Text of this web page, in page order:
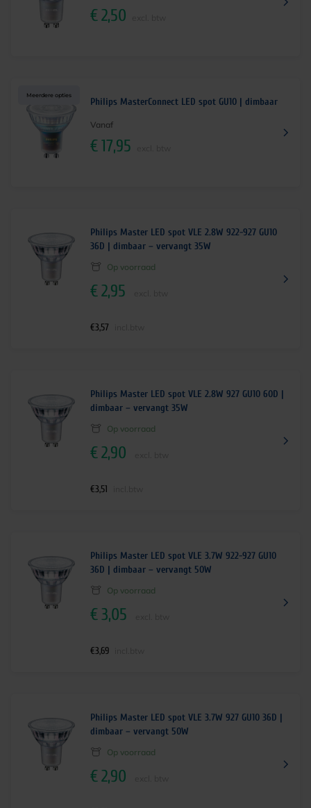
€2,50
Meerdere opties
Philips MasterConnect LED spot GU10 | dimbaar
Vanaf
€17,95
Philips Master LED spot VLE 2.8W 922-927 GU10
36D | dimbaar – vervangt 35W
Op voorraad
€2,95
€3,57
Philips Master LED spot VLE 2.8W 927 GU10 60D |
dimbaar – vervangt 35W
Op voorraad
€2,90
€3,51
Philips Master LED spot VLE 3.7W 922-927 GU10
36D | dimbaar – vervangt 50W
Op voorraad
€3,05
€3,69
Philips Master LED spot VLE 3.7W 927 GU10 36D |
dimbaar – vervangt 50W
Op voorraad
€2,90